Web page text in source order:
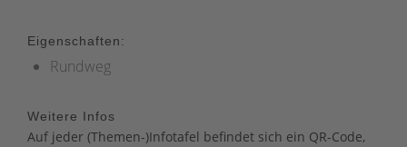
Eigenschaften:
Rundweg
Weitere Infos
Auf jeder (Themen-)Infotafel befindet sich ein QR-Code,